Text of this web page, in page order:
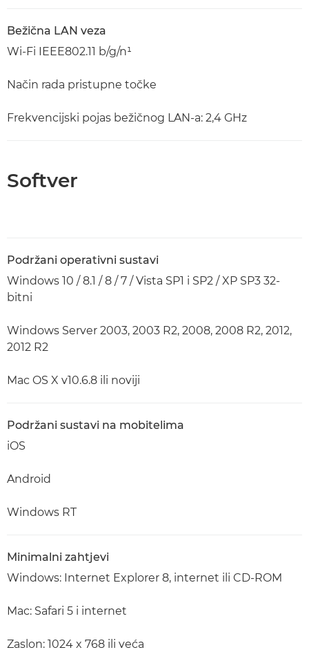
Bežična LAN veza
Wi-Fi IEEE802.11 b/g/n¹
Način rada pristupne točke
Frekvencijski pojas bežičnog LAN-a: 2,4 GHz
Softver
Podržani operativni sustavi
Windows 10 / 8.1 / 8 / 7 / Vista SP1 i SP2 / XP SP3 32-
bitni
Windows Server 2003, 2003 R2, 2008, 2008 R2, 2012,
2012 R2
Mac OS X v10.6.8 ili noviji
Podržani sustavi na mobitelima
iOS
Android
Windows RT
Minimalni zahtjevi
Windows: Internet Explorer 8, internet ili CD-ROM
Mac: Safari 5 i internet
Zaslon: 1024 x 768 ili veća